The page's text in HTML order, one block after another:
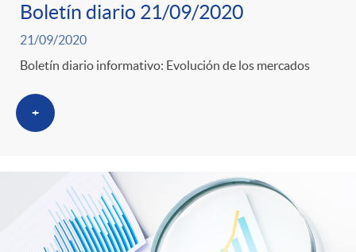
Boletín diario 21/09/2020
21/09/2020
Boletín diario informativo: Evolución de los mercados
+